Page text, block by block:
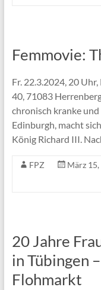
Femmovie:
Fr. 22.3.2024, 20
40, 71083
chronisch kranke
Edinburgh, macht
König Richard III.
FPZ März
20 Jahre
in Tübingen
Flohmarkt